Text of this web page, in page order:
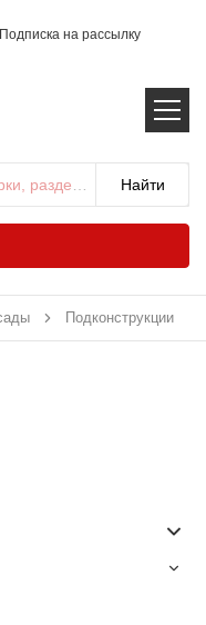
Подписка на рассылку
Подконструкции